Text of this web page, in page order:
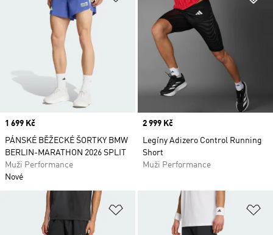
Price
1 699 Kč
PÁNSKÉ BĚŽECKÉ ŠORTKY BMW
BERLIN-MARATHON 2026 SPLIT
Muži Performance
Nové
Price
2 999 Kč
Legíny Adizero Control Running
Short
Muži Performance
Přidat do seznamu přání